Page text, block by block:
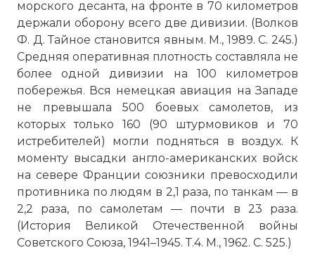
морского десанта, на фронте в 70 километров
держали оборону всего две дивизии. (Волков
Ф. Д. Тайное становится явным. М., 1989. С. 245.)
Средняя оперативная плотность составляла не
более одной дивизии на 100 километров
побережья. Вся немецкая авиация на Западе
не превышала 500 боевых самолетов, из
которых только 160 (90 штурмовиков и 70
истребителей) могли подняться в воздух. К
моменту высадки англо-американских войск
на севере Франции союзники превосходили
противника по людям в 2,1 раза, по танкам — в
2,2 раза, по самолетам — почти в 23 раза.
(История Великой Отечественной войны
Советского Союза, 1941–1945. Т.4. М., 1962. С. 525.)
☓
РОММЕЛЬ (Bommel) Эрвин (15.11. 1891, г.
Хейденхейм, Баден-Вюртемберг,— 14.10.
1944, Херлинген, близ г. Ульм), ген.-